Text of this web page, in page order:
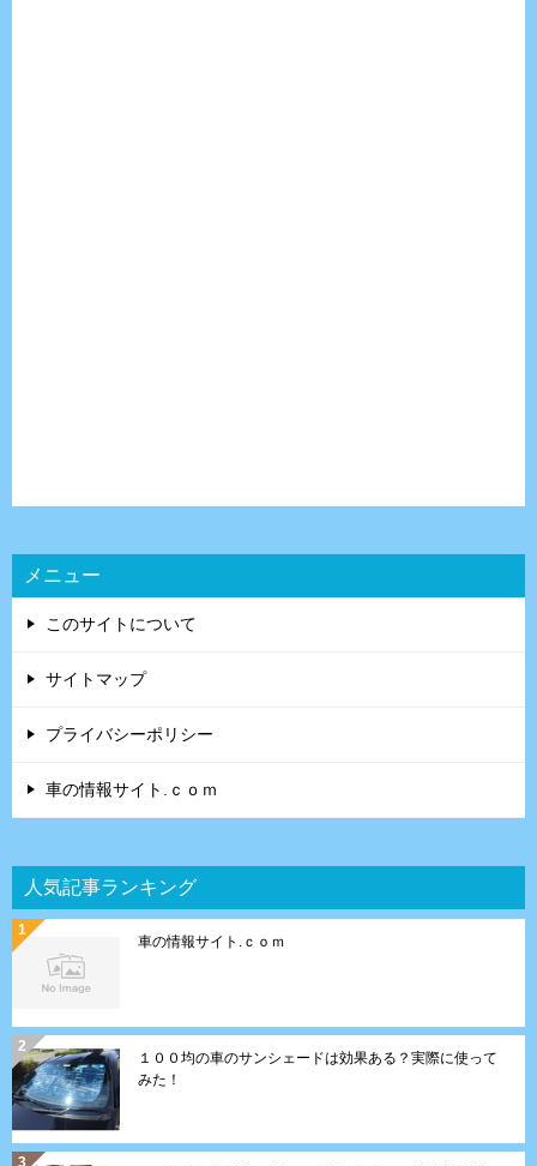
メニュー
このサイトについて
サイトマップ
プライバシーポリシー
車の情報サイト.ｃｏｍ
人気記事ランキング
車の情報サイト.ｃｏｍ
１００均の車のサンシェードは効果ある？実際に使って
みた！